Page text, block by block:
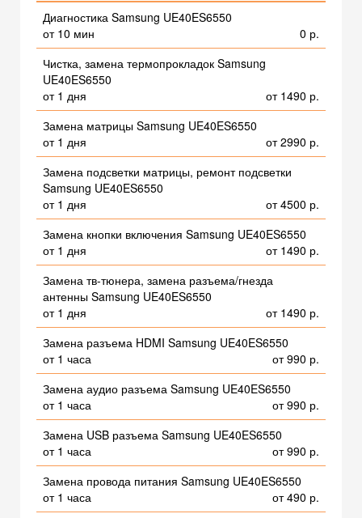
Диагностика Samsung UE40ES6550
от 10 мин
0 р.
Чистка, замена термопрокладок Samsung
UE40ES6550
от 1 дня
от 1490 р.
Замена матрицы Samsung UE40ES6550
от 1 дня
от 2990 р.
Замена подсветки матрицы, ремонт подсветки
Samsung UE40ES6550
от 1 дня
от 4500 р.
Замена кнопки включения Samsung UE40ES6550
от 1 дня
от 1490 р.
Замена тв-тюнера, замена разъема/гнезда
антенны Samsung UE40ES6550
от 1 дня
от 1490 р.
Замена разъема HDMI Samsung UE40ES6550
от 1 часа
от 990 р.
Замена аудио разъема Samsung UE40ES6550
от 1 часа
от 990 р.
Замена USB разъема Samsung UE40ES6550
от 1 часа
от 990 р.
Замена провода питания Samsung UE40ES6550
от 1 часа
от 490 р.